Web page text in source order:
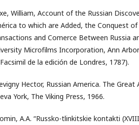
William, Account of the Russian
to which are Added, the Conquest
and Comerce Between Russia
Microfilms Incorporation, Ann
de la edición de Londres, 1787).
Hector, Russian America. The Great
York, The Viking Press, 1966.
A.A. “Russko-tlinkitskie kontakti